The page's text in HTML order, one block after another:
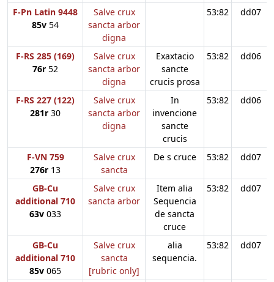
F-Pn Latin 9448
85v 54
Salve crux
sancta arbor
digna
53:82 dd07
F-RS 285 (169)
76r 52
Salve crux
sancta arbor
digna
Exaxtacio
sancte
crucis prosa
53:82 dd06
F-RS 227 (122)
281r 30
Salve crux
sancta arbor
digna
In
invencione
sancte
crucis
53:82 dd06
F-VN 759
276r 13
Salve crux
sancta
De s cruce 53:82 dd07
GB-Cu
additional 710
63v 033
Salve crux
sancta arbor
Item alia
Sequencia
de sancta
cruce
53:82 dd07
GB-Cu
additional 710
85v 065
Salve crux
sancta
[rubric only]
alia
sequencia.
53:82 dd07